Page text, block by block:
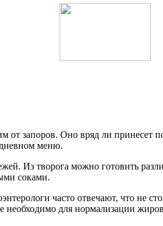
запоров. Оно вряд ли принесет
меню.
Из творога можно готовить
соками.
часто отвечают, что не
для нормализации